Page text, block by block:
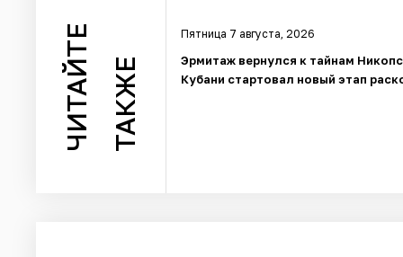
ЧИТАЙТЕ ТАКЖЕ
Пятница 7 августа, 2026
Эрмитаж вернулся к тайнам
Кубани стартовал новый этап